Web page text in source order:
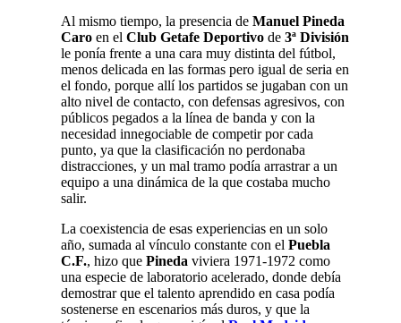
Al mismo tiempo, la presencia de Manuel Pineda
Caro en el Club Getafe Deportivo de 3ª División
le ponía frente a una cara muy distinta del fútbol,
menos delicada en las formas pero igual de seria en
el fondo, porque allí los partidos se jugaban con un
alto nivel de contacto, con defensas agresivos, con
públicos pegados a la línea de banda y con la
necesidad innegociable de competir por cada
punto, ya que la clasificación no perdonaba
distracciones, y un mal tramo podía arrastrar a un
equipo a una dinámica de la que costaba mucho
salir.
La coexistencia de esas experiencias en un solo
año, sumada al vínculo constante con el Puebla
C.F., hizo que Pineda viviera 1971-1972 como
una especie de laboratorio acelerado, donde debía
demostrar que el talento aprendido en casa podía
sostenerse en escenarios más duros, y que la